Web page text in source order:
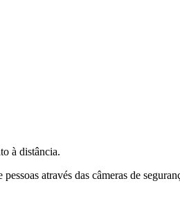
à distância.
através das câmeras de